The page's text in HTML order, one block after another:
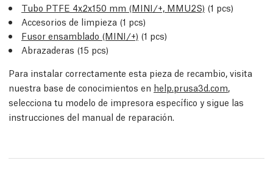
Tubo PTFE 4x2x150 mm (MINI/+, MMU2S) (1 pcs)
Accesorios de limpieza (1 pcs)
Fusor ensamblado (MINI/+) (1 pcs)
Abrazaderas (15 pcs)
Para instalar correctamente esta pieza de recambio, visita
nuestra base de conocimientos en help.prusa3d.com,
selecciona tu modelo de impresora específico y sigue las
instrucciones del manual de reparación.